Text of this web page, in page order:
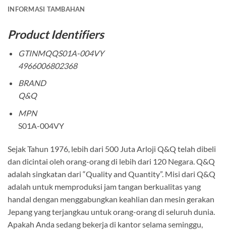
INFORMASI TAMBAHAN
Product Identifiers
GTINMQQS01A-004VY
4966006802368
BRAND
Q&Q
MPN
S01A-004VY
Sejak Tahun 1976, lebih dari 500 Juta Arloji Q&Q telah dibeli
dan dicintai oleh orang-orang di lebih dari 120 Negara. Q&Q
adalah singkatan dari “Quality and Quantity”. Misi dari Q&Q
adalah untuk memproduksi jam tangan berkualitas yang
handal dengan menggabungkan keahlian dan mesin gerakan
Jepang yang terjangkau untuk orang-orang di seluruh dunia.
Apakah Anda sedang bekerja di kantor selama seminggu,